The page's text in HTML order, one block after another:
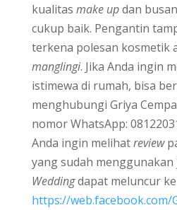
kualitas make updan
cukup baik. Pengantin
terkena polesan kosmetik
manglingi. Jika Anda ingin
istimewa di rumah, bisa
menghubungi Griya
nomor WhatsApp:
Anda ingin melihatreview
yang sudah menggunakan
Weddingdapat meluncur
https://web.facebook.com/